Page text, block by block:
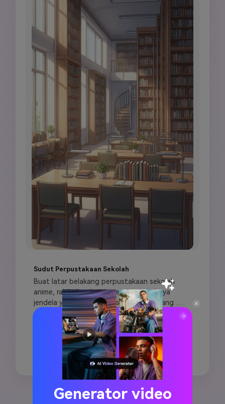
Sudut Perpustakaan Sekolah
Buat latar belakang perpustakaan sekolah
anime, rak buku tinggi, meja baca, cahaya
jendela yang lembut, suasana belajar yang
tenang, tanaman kecil dan detail rapi, suasana
akademis yang hangat, latar belakang bersih
untuk penempatan karakter, adegan novel
visual, seni lingkungan anime resolusi tinggi.
Salin Prompt
Buat Gambar Serupa ↗
Generator video